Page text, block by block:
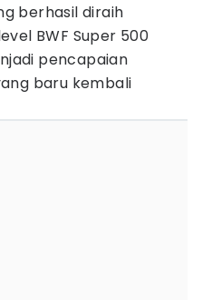
berhasil diraih
BWF Super 500
pencapaian
baru kembali